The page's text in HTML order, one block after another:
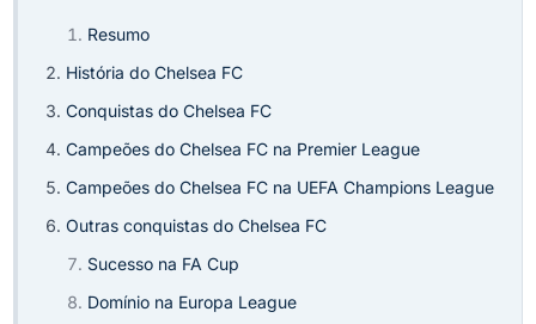
Resumo
História do Chelsea FC
Conquistas do Chelsea FC
Campeões do Chelsea FC na Premier League
Campeões do Chelsea FC na UEFA Champions League
Outras conquistas do Chelsea FC
Sucesso na FA Cup
Domínio na Europa League